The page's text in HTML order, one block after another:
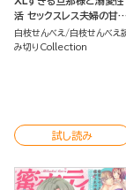
活 セックスレス夫婦の甘
ぎ初夜（単話版）
白枝せんべえ
白枝せんべえ
み切りCollection
試し読み